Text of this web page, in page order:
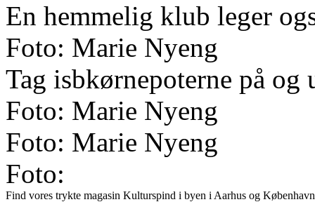
En hemmelig klub leger
Foto: Marie Nyeng
Tag isbkørnepoterne på
Foto: Marie Nyeng
Foto: Marie Nyeng
Foto:
Find vores trykte magasin Kulturspind i byen i Aarhus og København